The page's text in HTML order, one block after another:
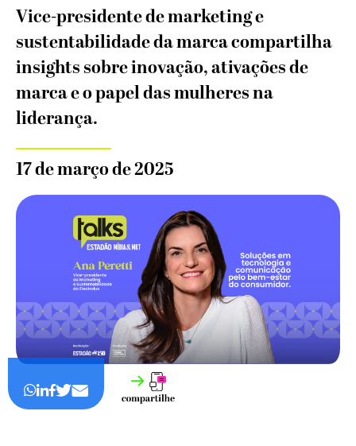
Vice-presidente de marketing e
sustentabilidade da marca compartilha
insights sobre inovação, ativações de
marca e o papel das mulheres na
liderança.
17 de março de 2025